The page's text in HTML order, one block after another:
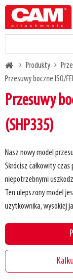
Skip
main
BreadcrumbProdukty
Przesuwy boczne ISO/
Przesuwy
(SHP335)
Nasz nowy model
Skrócisz całkowity
niepotrzebnymi
Ten ulepszony model
użytkownika, wysokiej